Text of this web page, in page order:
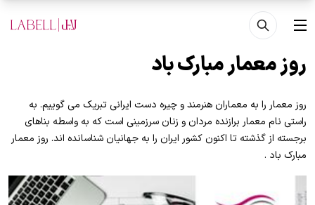
رفتن به محتوای اصلی
منو
روز معمار مبارک باد
روز معمار را به معماران هنرمند و چیره دست ایرانی تبریک می گوییم. به
راستی نام معمار برازنده مردان و زنان سرزمینی است که به واسطه بناهای
برجسته از گذشته تا اکنون کشور ایران را به جهانیان شناسانده اند. روز معمار
مبارک باد .